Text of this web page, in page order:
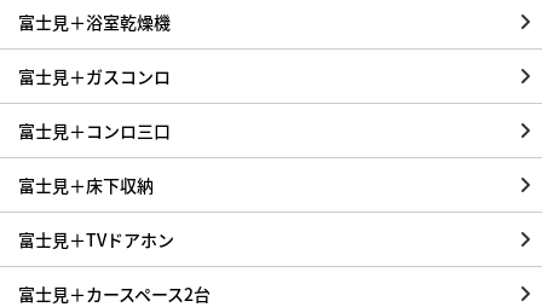
富士見＋浴室乾燥機
富士見＋ガスコンロ
富士見＋コンロ三口
富士見＋床下収納
富士見＋TVドアホン
富士見＋カースペース2台